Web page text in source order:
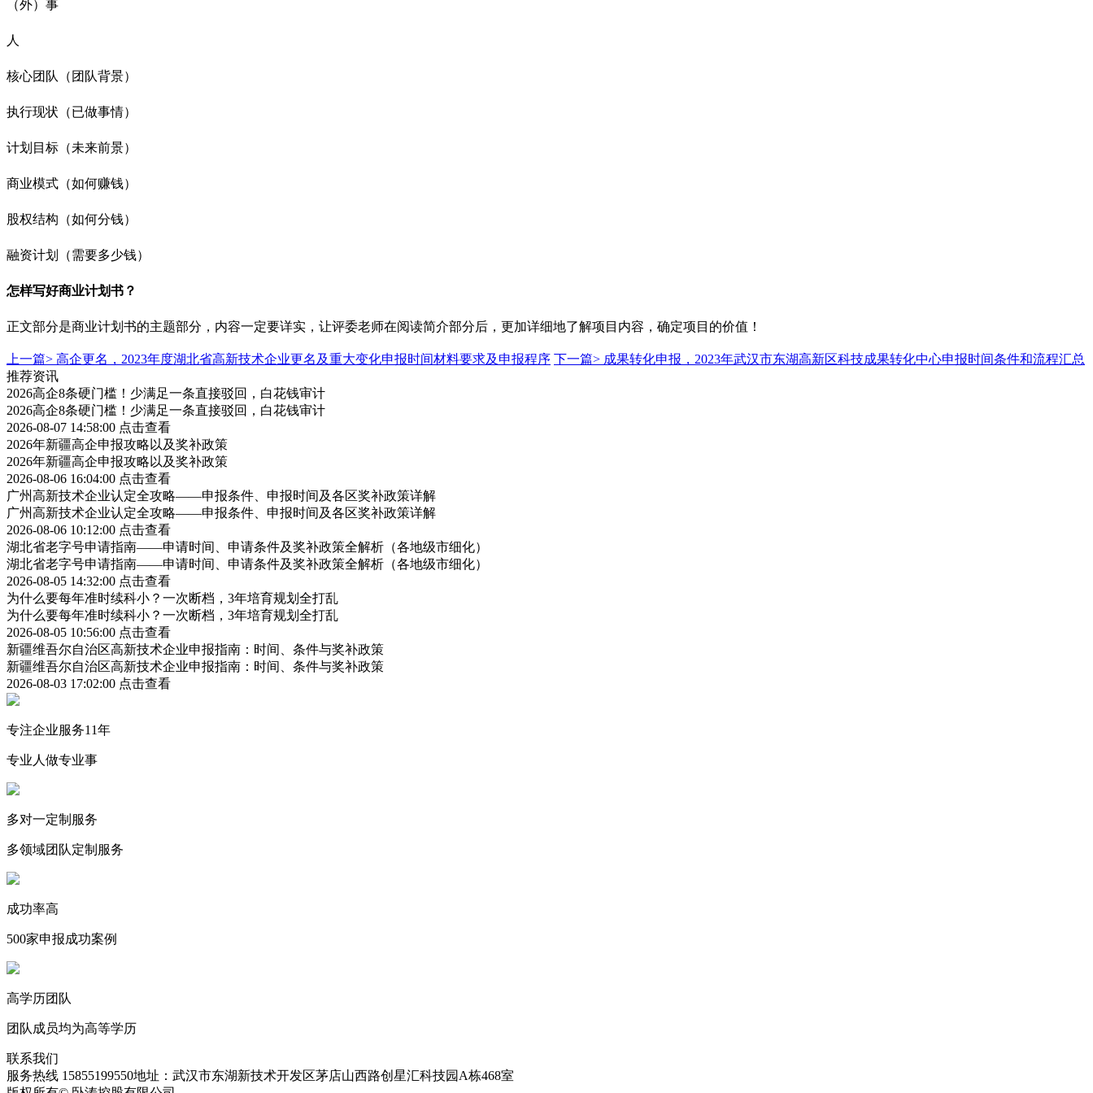
（外）事
人
核心团队（团队背景）
执行现状（已做事情）
计划目标（未来前景）
商业模式（如何赚钱）
股权结构（如何分钱）
融资计划（需要多少钱）
怎样写好商业计划书？
正文部分是商业计划书的主题部分，内容一定要详实，让评委老师在阅读简介部分后，更加详细地了解项目内容，确定项目的价值！
上一篇> 高企更名，2023年度湖北省高新技术企业更名及重大变化申报时间材料要求及申报程序 下一篇> 成果转化申报，2023年武汉市东湖高新区科技成果转化中心申报时间条件和流程汇总
推荐资讯
2026高企8条硬门槛！少满足一条直接驳回，白花钱审计
2026高企8条硬门槛！少满足一条直接驳回，白花钱审计
2026-08-07 14:58:00 点击查看
2026年新疆高企申报攻略以及奖补政策
2026年新疆高企申报攻略以及奖补政策
2026-08-06 16:04:00 点击查看
广州高新技术企业认定全攻略——申报条件、申报时间及各区奖补政策详解
广州高新技术企业认定全攻略——申报条件、申报时间及各区奖补政策详解
2026-08-06 10:12:00 点击查看
湖北省老字号申请指南——申请时间、申请条件及奖补政策全解析（各地级市细化）
湖北省老字号申请指南——申请时间、申请条件及奖补政策全解析（各地级市细化）
2026-08-05 14:32:00 点击查看
为什么要每年准时续科小？一次断档，3年培育规划全打乱
为什么要每年准时续科小？一次断档，3年培育规划全打乱
2026-08-05 10:56:00 点击查看
新疆维吾尔自治区高新技术企业申报指南：时间、条件与奖补政策
新疆维吾尔自治区高新技术企业申报指南：时间、条件与奖补政策
2026-08-03 17:02:00 点击查看
专注企业服务11年
专业人做专业事
多对一定制服务
多领域团队定制服务
成功率高
500家申报成功案例
高学历团队
团队成员均为高等学历
联系我们
服务热线 15855199550地址：武汉市东湖新技术开发区茅店山西路创星汇科技园A栋468室